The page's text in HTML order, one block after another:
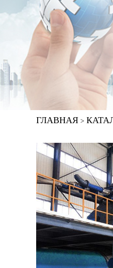
ГЛАВНАЯ >